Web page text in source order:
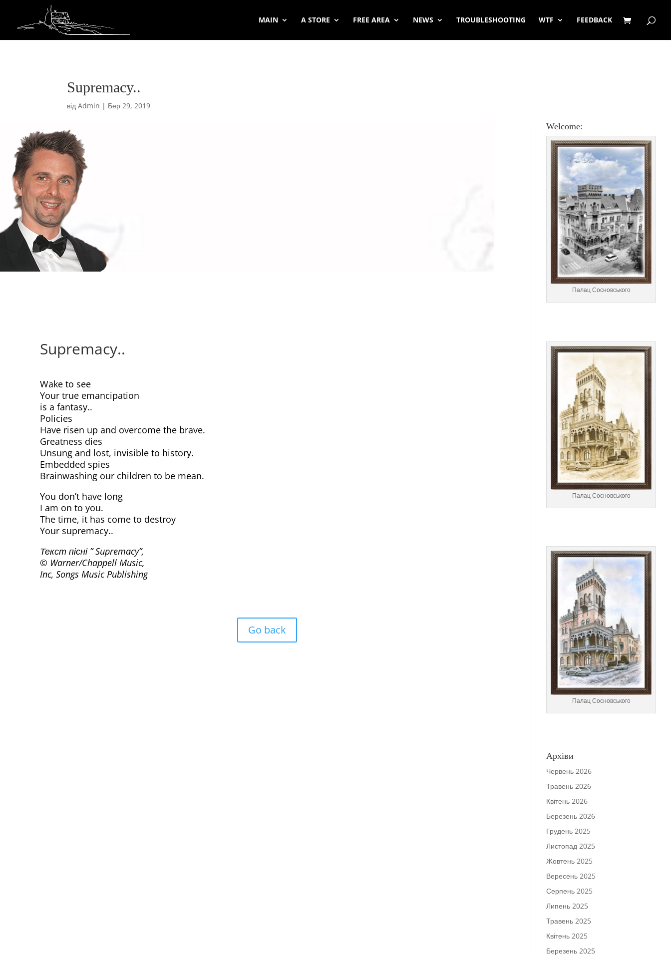
MAIN A STORE FREE AREA NEWS TROUBLESHOOTING WTF FEEDBACK
Supremacy..
відAdmin | Бер 29, 2019
Welcome:
Палац Сосновського
Supremacy..
Wake to see
Your true emancipation
is a fantasy..
Policies
Have risen up and overcome the brave.
Greatness dies
Unsung and lost, invisible to history.
Embedded spies
Brainwashing our children to be mean.
You don’t have long
I am on to you.
The time, it has come to destroy
Your supremacy..
Текст пісні ” Supremacy”,
© Warner/Chappell Music,
Inc, Songs Music Publishing
Go back
Палац Сосновського
Палац Сосновського
Архіви
Червень 2026
Травень 2026
Квітень 2026
Березень 2026
Грудень 2025
Листопад 2025
Жовтень 2025
Вересень 2025
Серпень 2025
Липень 2025
Травень 2025
Квітень 2025
Березень 2025